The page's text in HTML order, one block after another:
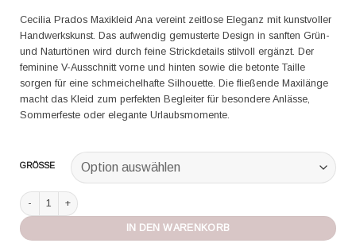
Cecilia Prados Maxikleid Ana vereint zeitlose Eleganz mit kunstvoller
Handwerkskunst. Das aufwendig gemusterte Design in sanften Grün-
und Naturtönen wird durch feine Strickdetails stilvoll ergänzt. Der
feminine V-Ausschnitt vorne und hinten sowie die betonte Taille
sorgen für eine schmeichelhafte Silhouette. Die fließende Maxilänge
macht das Kleid zum perfekten Begleiter für besondere Anlässe,
Sommerfeste oder elegante Urlaubsmomente.
GRÖSSE
Cecilia Prado Maxidress Ana green Menge
IN DEN WARENKORB